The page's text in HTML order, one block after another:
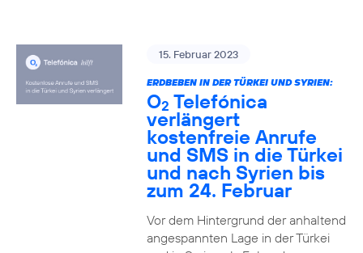
15. Februar 2023
ERDBEBEN IN DER TÜRKEI UND SYRIEN:
O2 Telefónica
verlängert
kostenfreie Anrufe
und SMS in die Türkei
und nach Syrien bis
zum 24. Februar
Vor dem Hintergrund der anhaltend
angespannten Lage in der Türkei